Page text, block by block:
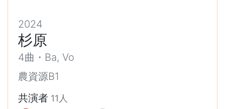
2024
杉原
4曲・Ba, Vo
農資源B1
共演者 11人